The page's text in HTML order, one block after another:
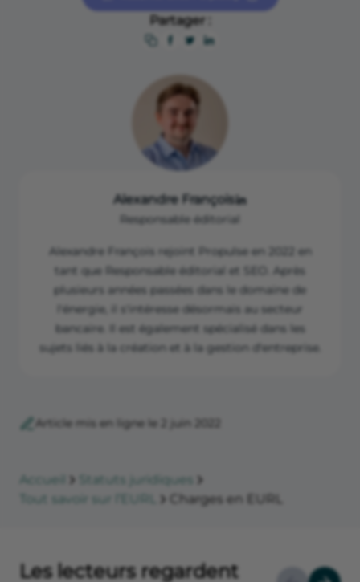
est d’améliorer la retraite des travailleurs
indépendants en diminuant le taux
attribué à la CSG-CRDS.
Partager :
Alexandre François
Responsable éditorial
Alexandre François rejoint Propulse en 2022 en
tant que Responsable éditorial et SEO. Après
plusieurs années passées dans le domaine de
l'énergie, il s'intéresse désormais au secteur
bancaire. Il est également spécialisé dans les
sujets liés à la création et à la gestion d'entreprise.
Article mis en ligne le 2 juin 2022
Accueil
Statuts juridiques
Tout savoir sur l’EURL
Charges en EURL
Les lecteurs regardent